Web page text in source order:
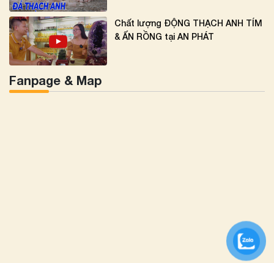
Chất lượng ĐỘNG THẠCH ANH TÍM
& ẤN RỒNG tại AN PHÁT
Fanpage & Map